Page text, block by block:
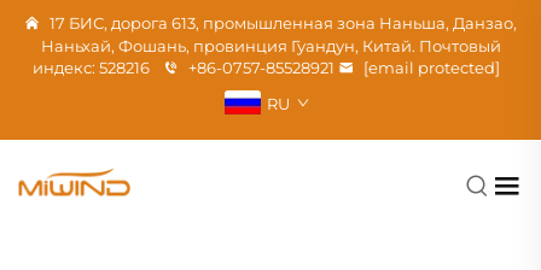
17 БИС, дорога 613, промышленная зона Наньша, Данзао,
Наньхай, Фошань, провинция Гуандун, Китай. Почтовый
индекс: 528216
+86-0757-85528921
[email protected]
RU